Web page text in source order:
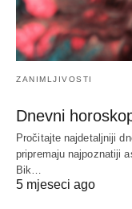
ZANIMLJIVOSTI
Dnevni
Pročitajte najdetaljniji
pripremaju najpoznatiji
Bik…
5 mjeseci ago